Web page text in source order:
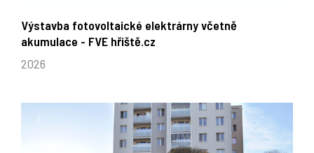
Výstavba fotovoltaické elektrárny včetně
akumulace - FVE hřiště.cz
2026